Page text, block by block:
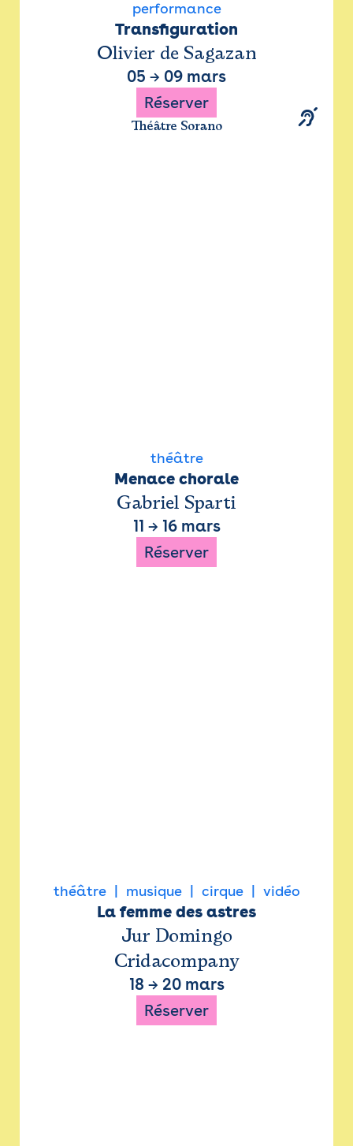
performance
Transfiguration
Olivier de Sagazan
05 → 09 mars
Réserver
Théâtre Sorano
théâtre
Menace chorale
Gabriel Sparti
11 → 16 mars
Réserver
théâtre musique cirque vidéo
La femme des astres
Jur Domingo
Cridacompany
18 → 20 mars
Réserver